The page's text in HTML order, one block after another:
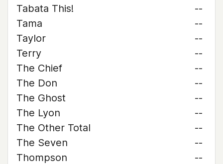
Tabata This!
--
Tama
--
Taylor
--
Terry
--
The Chief
--
The Don
--
The Ghost
--
The Lyon
--
The Other Total
--
The Seven
--
Thompson
--